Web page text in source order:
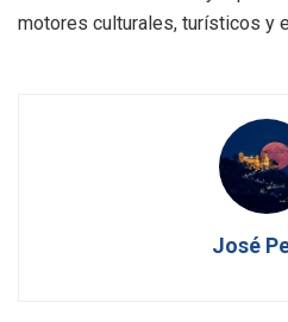
motores culturales, turísticos y
José